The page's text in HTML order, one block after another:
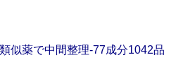
似薬で中間整理‐77成分1042品